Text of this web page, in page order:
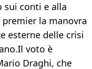
sui conti e alla
la manovra
esterne delle crisi
voto è
Draghi, che